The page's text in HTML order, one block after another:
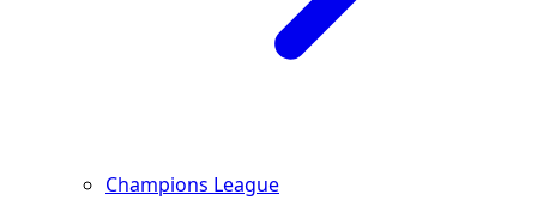
Champions League